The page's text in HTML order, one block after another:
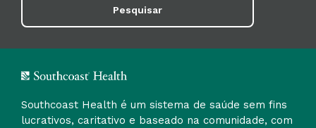
Pesquisar
Southcoast Health é um sistema de saúde sem fins
lucrativos, caritativo e baseado na comunidade, com